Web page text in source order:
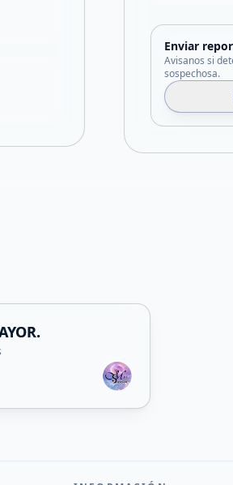
Enviar
Avisanos si
sospechosa.